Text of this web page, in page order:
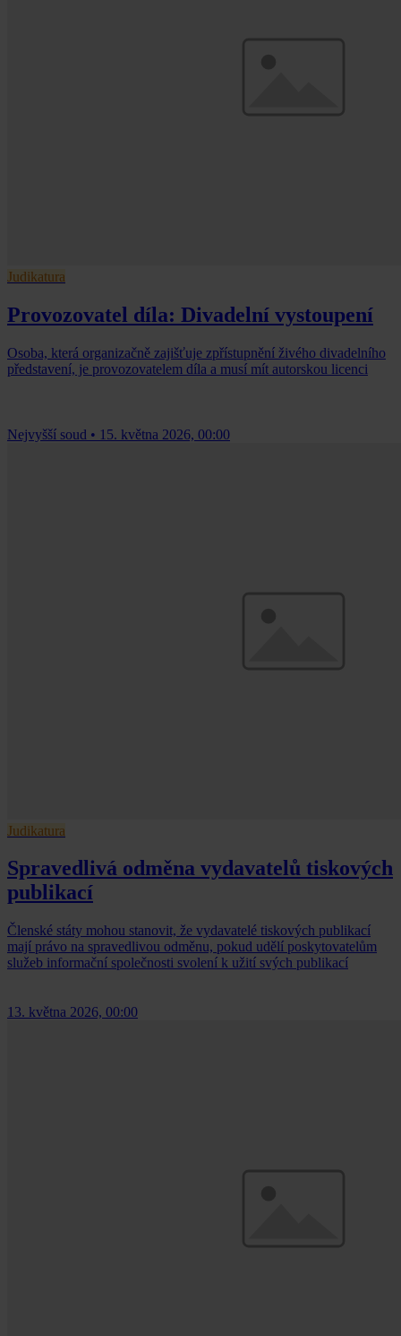
Judikatura
Provozovatel díla: Divadelní vystoupení
Osoba, která organizačně zajišťuje zpřístupnění živého divadelního
představení, je provozovatelem díla a musí mít autorskou licenci
Nejvyšší soud • 15. května 2026, 00:00
Judikatura
Spravedlivá odměna vydavatelů tiskových
publikací
Členské státy mohou stanovit, že vydavatelé tiskových publikací
mají právo na spravedlivou odměnu, pokud udělí poskytovatelům
služeb informační společnosti svolení k užití svých publikací
13. května 2026, 00:00